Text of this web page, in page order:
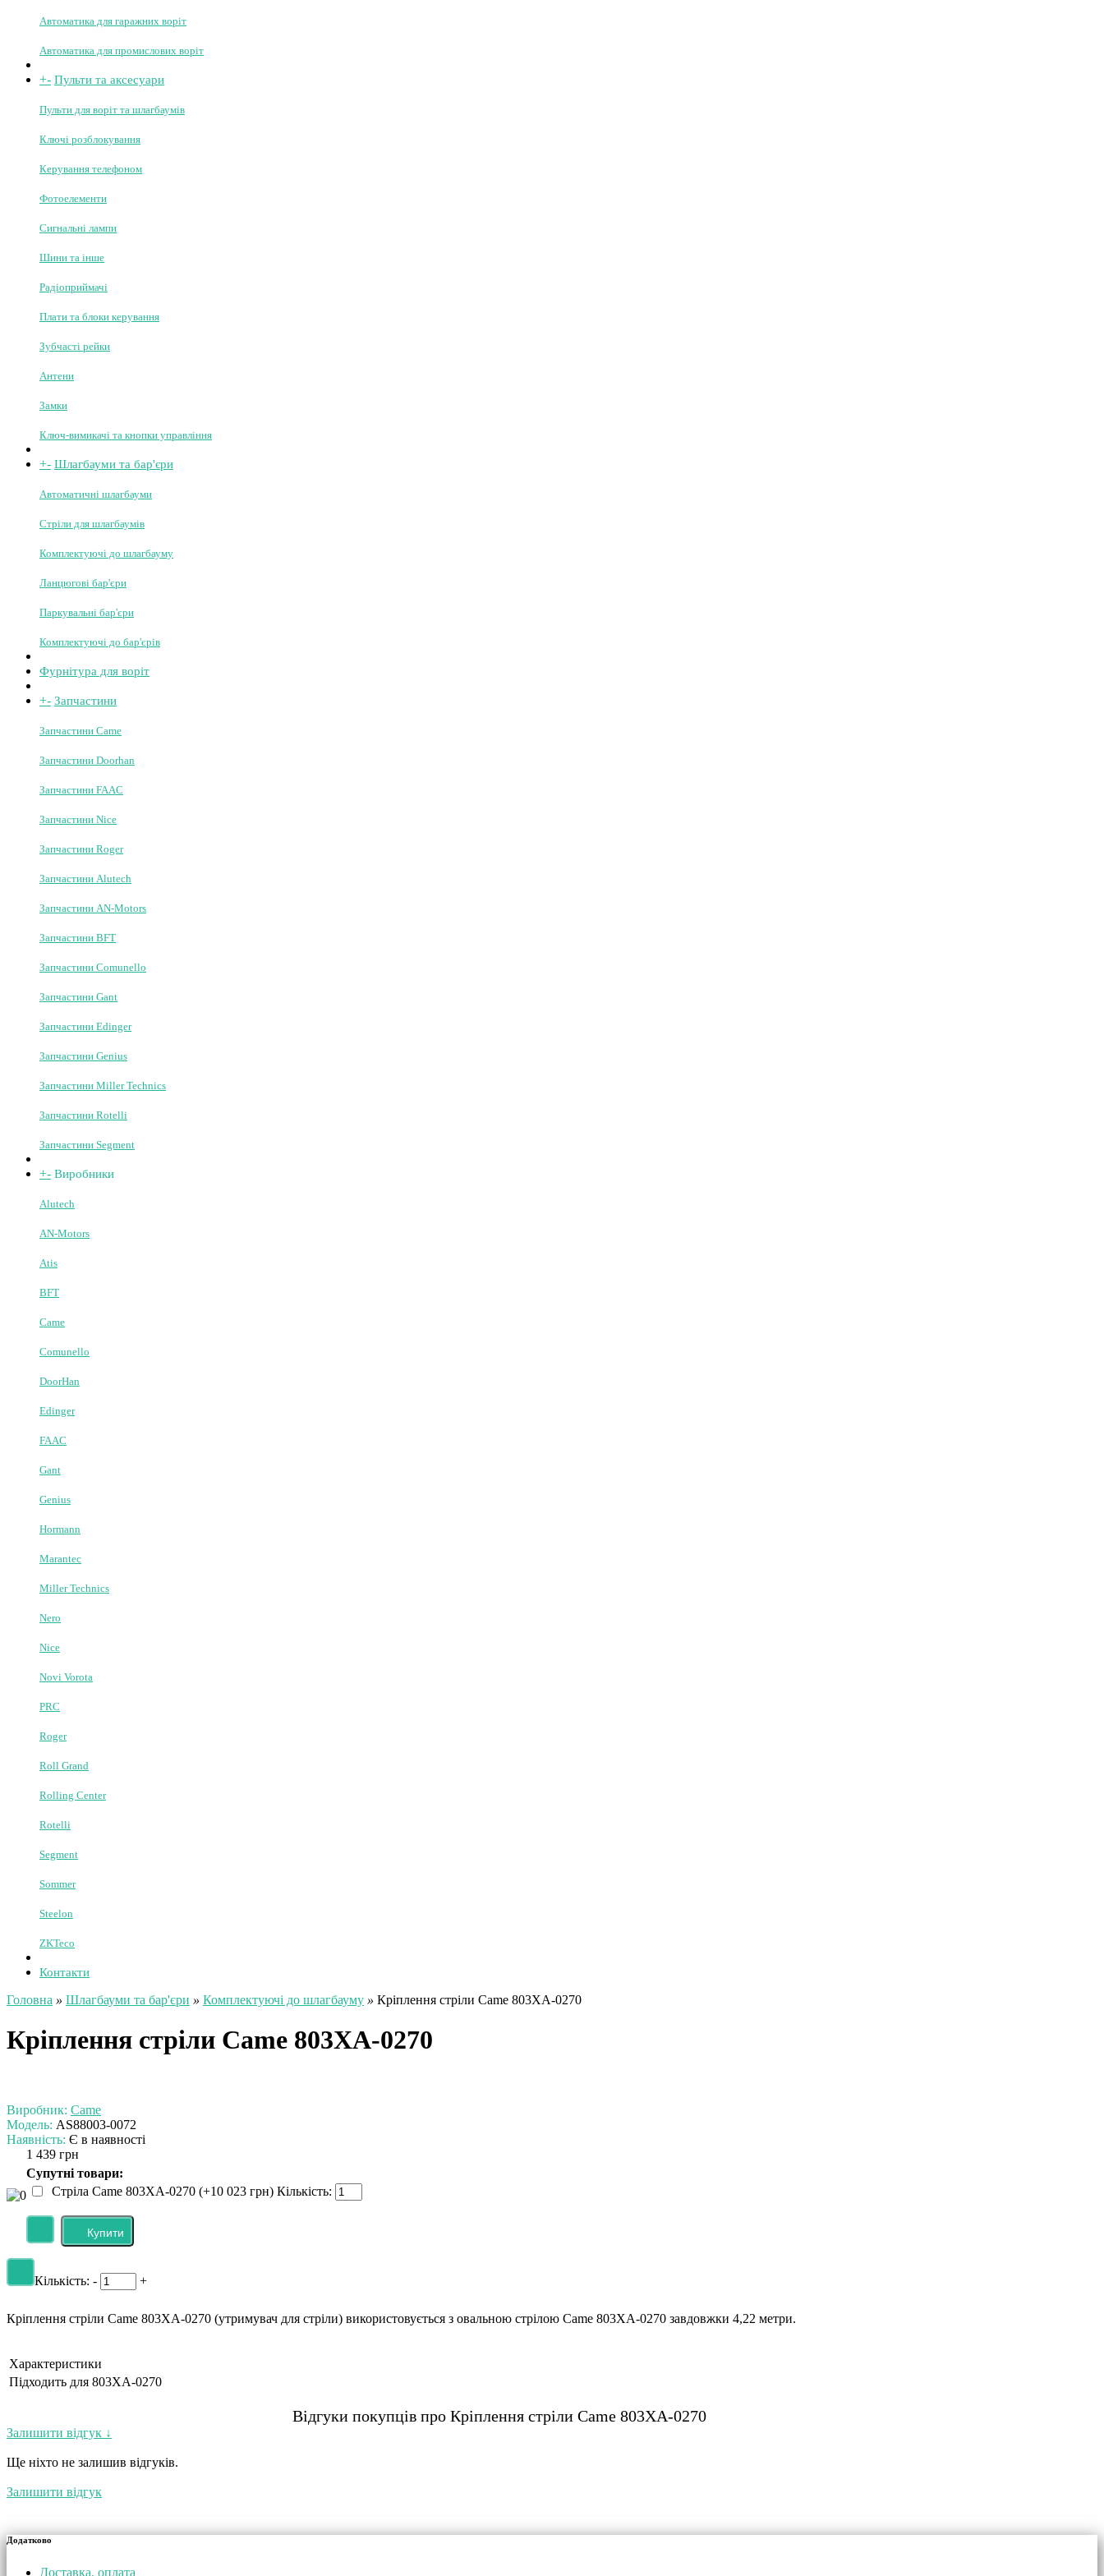
Автоматика для розпашних воріт
Автоматика для гаражних воріт
Автоматика для промислових воріт
+- Пульти та аксесуари
Пульти для воріт та шлагбаумів
Ключі розблокування
Керування телефоном
Фотоелементи
Сигнальні лампи
Шини та інше
Радіоприймачі
Плати та блоки керування
Зубчасті рейки
Антени
Замки
Ключ-вимикачі та кнопки управління
+- Шлагбауми та бар'єри
Автоматичні шлагбауми
Стріли для шлагбаумів
Комплектуючі до шлагбауму
Ланцюгові бар'єри
Паркувальні бар'єри
Комплектуючі до бар'єрів
Фурнітура для воріт
+- Запчастини
Запчастини Came
Запчастини Doorhan
Запчастини FAAC
Запчастини Nice
Запчастини Roger
Запчастини Alutech
Запчастини AN-Motors
Запчастини BFT
Запчастини Comunello
Запчастини Gant
Запчастини Edinger
Запчастини Genius
Запчастини Miller Technics
Запчастини Rotelli
Запчастини Segment
+- Виробники
Alutech
AN-Motors
Atis
BFT
Came
Comunello
DoorHan
Edinger
FAAC
Gant
Genius
Hormann
Marantec
Miller Technics
Nero
Nice
Novi Vorota
PRC
Roger
Roll Grand
Rolling Center
Rotelli
Steelon
ZKTeco
Контакти
Кріплення стріли Came 803XA-0270
Виробник: Came
1 439 грн
Супутні товари:
Кількість:-
Кріплення стріли Came 803XA-0270 (утримувач для стріли) використовується з овальною стрілою Came 803XA-0270 завдовжки 4,22 метри.